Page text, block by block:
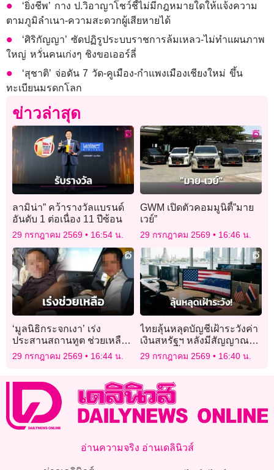
‘ยิ่งชีพ’ กาง ป.วิอาญาโชว์ชี้ไม่มีกฎหมายใดให้แจ้งความ
ตามภูมิลำเนา-ความสะดวกผู้เสียหายได้
‘ศิริกัญญา’ ซัดปฏิรูประบบราชการล้มเหลว-ไม่ทำแผนภาพ
ใหญ่ หวั่นคนเก่งๆ ชิงขอเออร์ลี่
‘สุชาติ’ จ่อดัน 7 วัด-คูเมือง-กำแพงเมืองเชียงใหม่ ขึ้น
ทะเบียนมรดกโลก
ข่าวล่าสุด
ลามิน่า” คว้ารางวัลแบรนด์
อันดับ 1 ต่อเนื่อง 11 ปีซ้อน
29 กรกฎาคม 2569 16:54 น.
GWM เปิดตัวคอมมูนิตี้”มาย
เวย์”
29 กรกฎาคม 2569 16:46 น.
‘มูลนิธิกระจกเงา’ เร่ง
ประสานสถานทูต ช่วยเหลือ
‘กัปตันแลร์รี’ นอนป่วยเร่ร่อน
ในไทย
29 กรกฎาคม 2569 16:44 น.
ไทยลุ้นหลุดบัญชีเฝ้าระวังค่า
เงินสหรัฐฯ หลังมีสัญญาณติด
เกณฑ์ดีขึ้น
29 กรกฎาคม 2569 16:40 น.
อ่านความจริง อ่านเดลินิวส์